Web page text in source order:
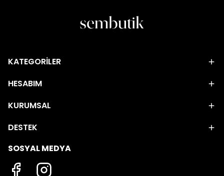
KATEGORİLER
HESABIM
KURUMSAL
DESTEK
SOSYAL MEDYA